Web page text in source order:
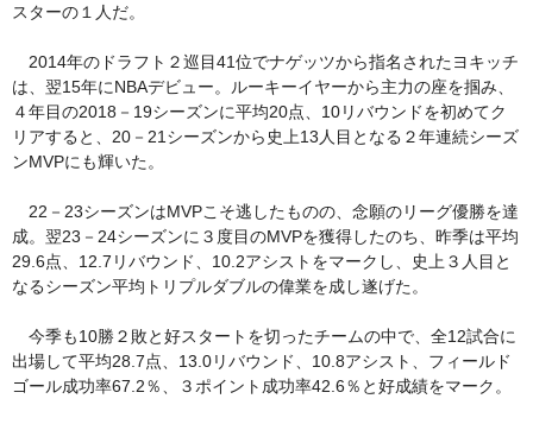
スターの１人だ。
2014年のドラフト２巡目41位でナゲッツから指名されたヨキッチ
は、翌15年にNBAデビュー。ルーキーイヤーから主力の座を掴み、
４年目の2018－19シーズンに平均20点、10リバウンドを初めてク
リアすると、20－21シーズンから史上13人目となる２年連続シーズ
ンMVPにも輝いた。
22－23シーズンはMVPこそ逃したものの、念願のリーグ優勝を達
成。翌23－24シーズンに３度目のMVPを獲得したのち、昨季は平均
29.6点、12.7リバウンド、10.2アシストをマークし、史上３人目と
なるシーズン平均トリプルダブルの偉業を成し遂げた。
今季も10勝２敗と好スタートを切ったチームの中で、全12試合に
出場して平均28.7点、13.0リバウンド、10.8アシスト、フィールド
ゴール成功率67.2％、３ポイント成功率42.6％と好成績をマーク。